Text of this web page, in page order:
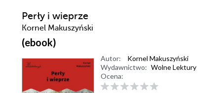
Perły i wieprze
Kornel Makuszyński
(ebook)
Autor:
Kornel Makuszyński
Wydawnictwo: Wolne Lektury
Ocena: